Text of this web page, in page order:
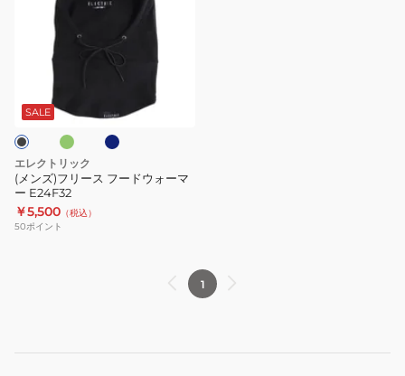
E24F35
フ
ー
ド
ウ
ォ
ー
SALE
ネ
ビ
エレクトリック
(メンズ)フリース フードウォーマ
ー E24F32
￥5,500 （税込）
50ポイント
1